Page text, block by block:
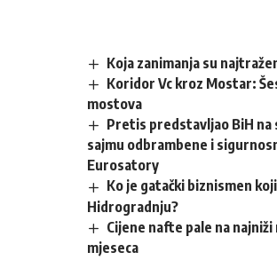
Koja zanimanja su
Koridor Vc kroz Mostar:
mostova
Pretis predstavljao BiH na
sajmu odbrambene i
Eurosatory
Ko je gatački biznismen
Hidrogradnju?
Cijene nafte pale na
mjeseca